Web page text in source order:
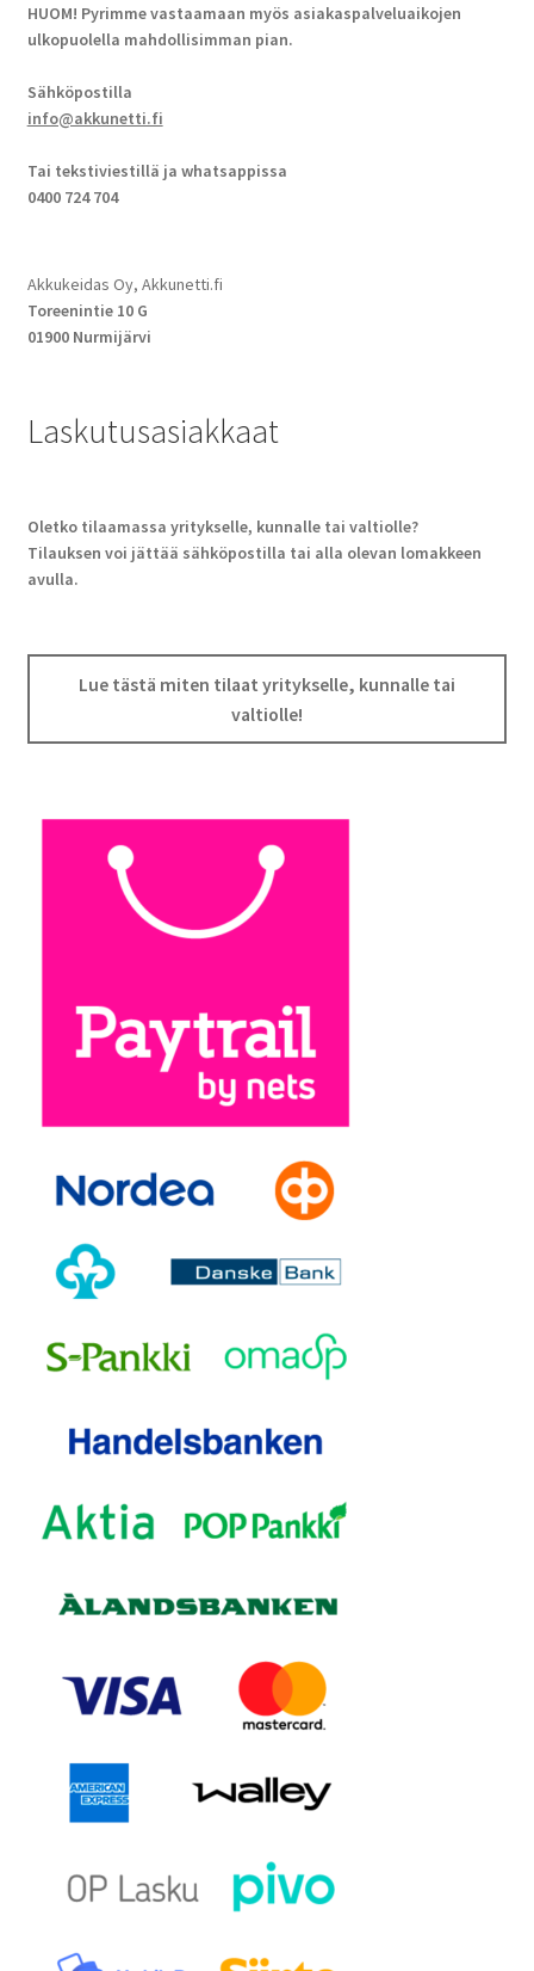
HUOM! Pyrimme vastaamaan myös asiakaspalveluaikojen
ulkopuolella mahdollisimman pian.
Sähköpostilla
info@akkunetti.fi
Tai tekstiviestillä ja whatsappissa
0400 724 704
Akkukeidas Oy, Akkunetti.fi
Toreenintie 10 G
01900 Nurmijärvi
Laskutusasiakkaat
Oletko tilaamassa yritykselle, kunnalle tai valtiolle?
Tilauksen voi jättää sähköpostilla tai alla olevan lomakkeen
avulla.
Lue tästä miten tilaat yritykselle, kunnalle tai
valtiolle!